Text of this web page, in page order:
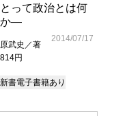
とって政治とは何
か―
原武史／著
814円
2014/07/17
新書電子書籍あり